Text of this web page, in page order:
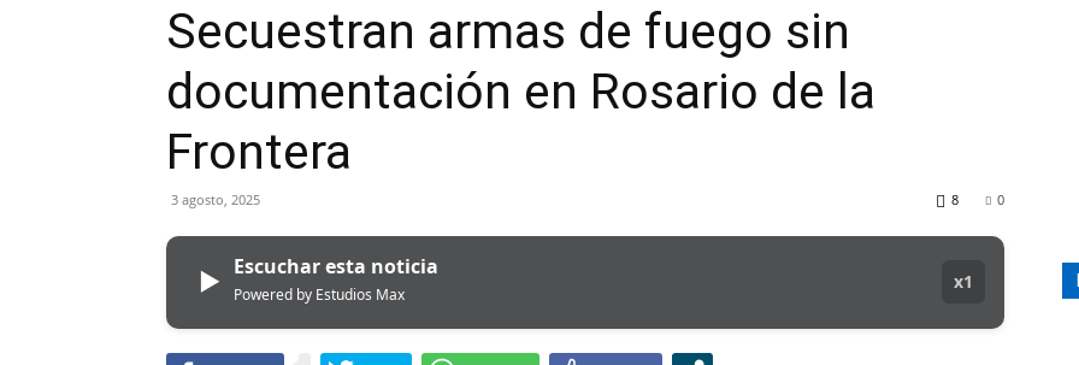
Secuestran armas de fuego sin
documentación en Rosario de la
Frontera
3 agosto, 2025 0
8
▶ Escuchar esta noticia
Powered by Estudios Max
x1